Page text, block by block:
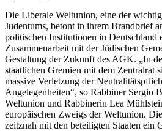
Die Liberale Weltunion, eine der
Judentums, betont in ihrem Brandbrief
politischen Institutionen in Deutschland
Zusammenarbeit mit der Jüdischen
Gestaltung der Zukunft des AGK. „In
staatlichen Gremien mit dem Zentralrat
massive Verletzung der
Angelegenheiten“, so Rabbiner Sergio
Weltunion und Rabbinerin Lea
europäischen Zweigs der Weltunion.
zeitznah mit den beteiligten Staaten ein